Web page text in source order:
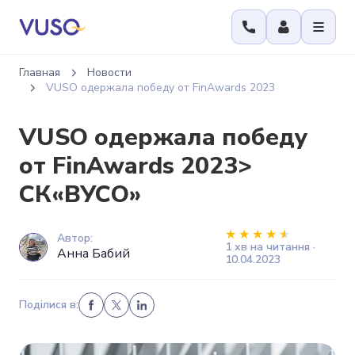
Главная
Новости
VUSO одержала победу от FinAwards 2023
VUSO одержала победу
от FinAwards 2023>
СК«ВУСО»
Автор:
Анна Бабий
1 хв на читання ·
10.04.2023
Поділися в: